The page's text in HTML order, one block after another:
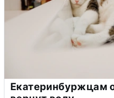
Екатеринбуржцам